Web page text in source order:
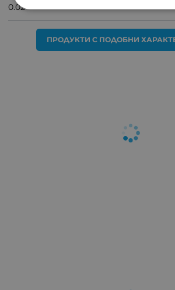
0.02
ПРОДУКТИ С ПОДОБНИ